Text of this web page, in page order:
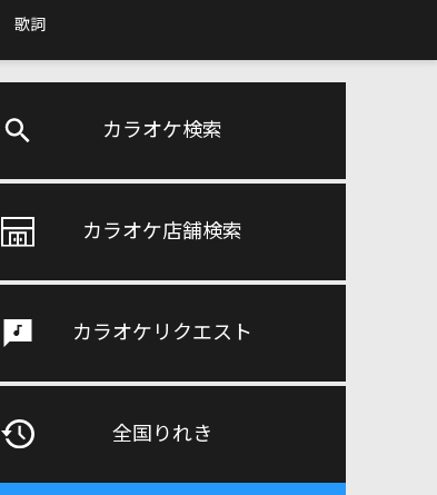
歌詞
カラオケ検索
カラオケ店舗検索
カラオケリクエスト
全国りれき